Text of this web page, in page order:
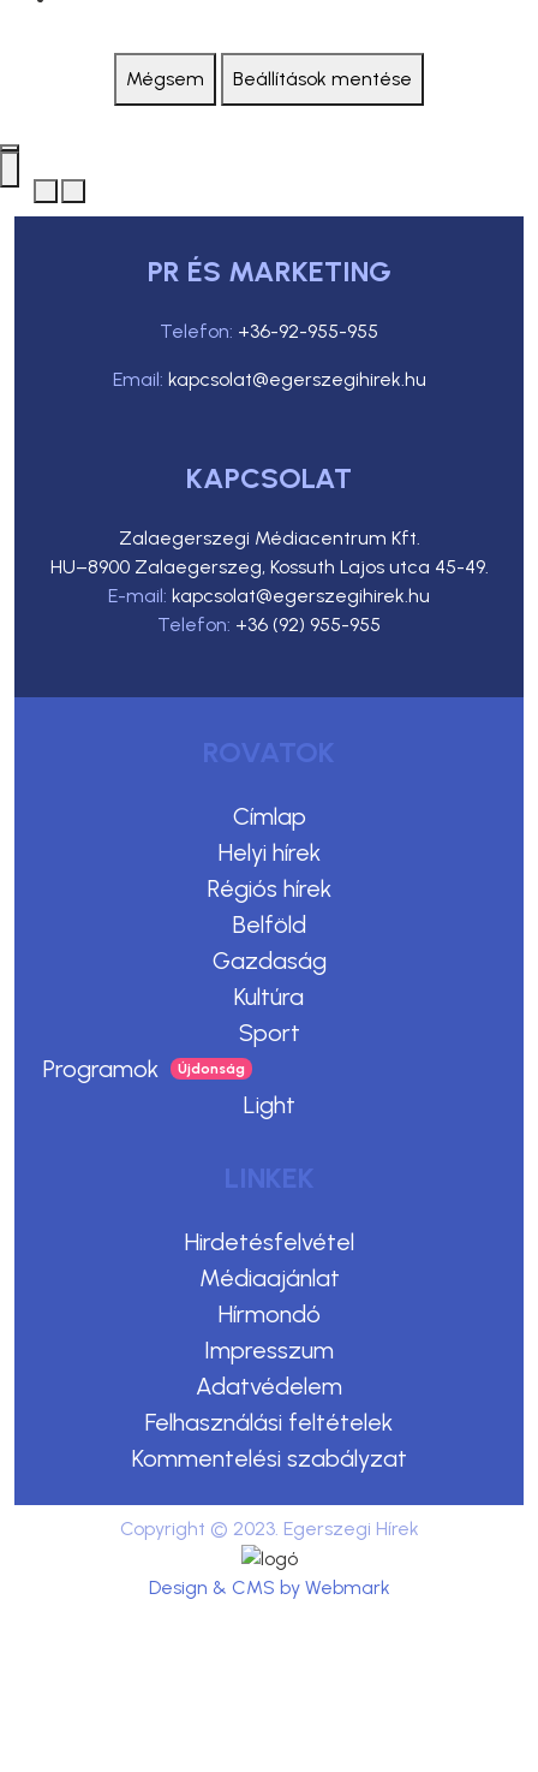
Mégsem Beállítások mentése
PR ÉS MARKETING
Telefon: +36-92-955-955
Email: kapcsolat@egerszegihirek.hu
KAPCSOLAT
Zalaegerszegi Médiacentrum Kft.
HU–8900 Zalaegerszeg, Kossuth Lajos utca 45-49.
E-mail: kapcsolat@egerszegihirek.hu
Telefon: +36 (92) 955-955
ROVATOK
Címlap
Helyi hírek
Régiós hírek
Belföld
Gazdaság
Kultúra
Sport
Programok
Light
LINKEK
Hirdetésfelvétel
Médiaajánlat
Hírmondó
Impresszum
Adatvédelem
Felhasználási feltételek
Kommentelési szabályzat
Copyright © 2023. Egerszegi Hírek
Design & CMS by Webmark